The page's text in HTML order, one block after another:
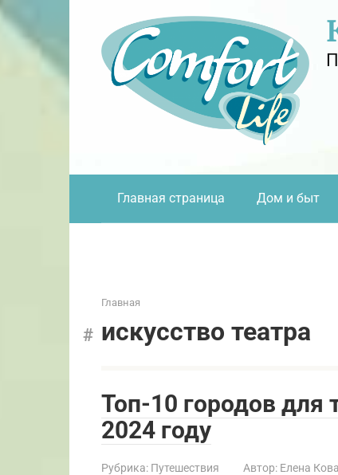
Перейти
контенту
Главная страница Дом и быт
Главная
искусство театра
Топ-10 городов для
2024 году
Рубрика: Путешествия Автор: Елена